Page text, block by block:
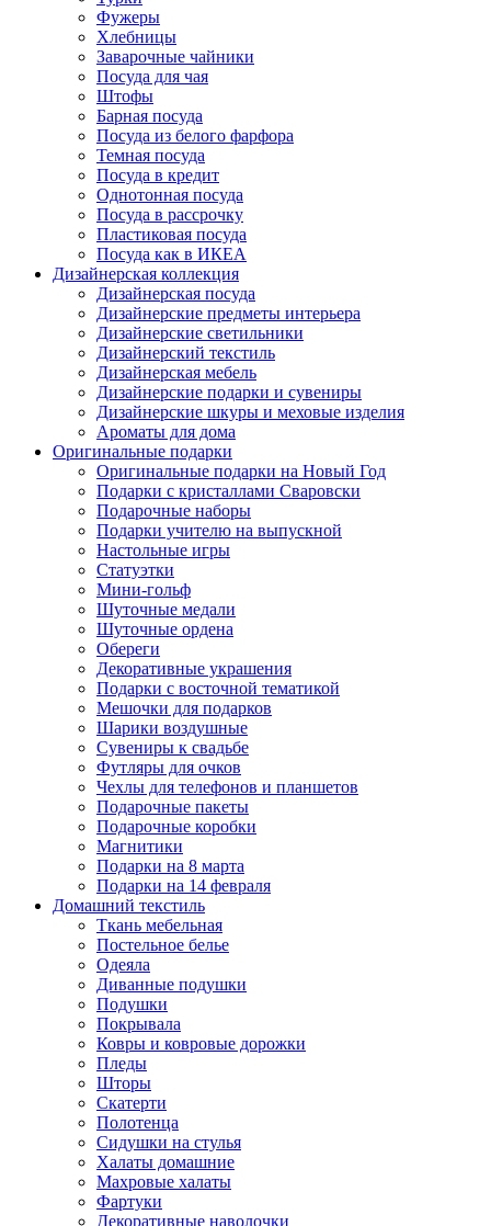
Фужеры
Хлебницы
Заварочные чайники
Посуда для чая
Штофы
Барная посуда
Посуда из белого фарфора
Темная посуда
Посуда в кредит
Однотонная посуда
Посуда в рассрочку
Пластиковая посуда
Посуда как в ИКЕА
Дизайнерская коллекция
Дизайнерская посуда
Дизайнерские предметы интерьера
Дизайнерские светильники
Дизайнерский текстиль
Дизайнерская мебель
Дизайнерские подарки и сувениры
Дизайнерские шкуры и меховые изделия
Ароматы для дома
Оригинальные подарки
Оригинальные подарки на Новый Год
Подарки с кристаллами Сваровски
Подарочные наборы
Подарки учителю на выпускной
Настольные игры
Статуэтки
Мини-гольф
Шуточные медали
Шуточные ордена
Обереги
Декоративные украшения
Подарки с восточной тематикой
Мешочки для подарков
Шарики воздушные
Сувениры к свадьбе
Футляры для очков
Чехлы для телефонов и планшетов
Подарочные пакеты
Подарочные коробки
Магнитики
Подарки на 8 марта
Подарки на 14 февраля
Домашний текстиль
Ткань мебельная
Постельное белье
Одеяла
Диванные подушки
Подушки
Покрывала
Ковры и ковровые дорожки
Пледы
Шторы
Скатерти
Полотенца
Сидушки на стулья
Халаты домашние
Махровые халаты
Фартуки
Декоративные наволочки